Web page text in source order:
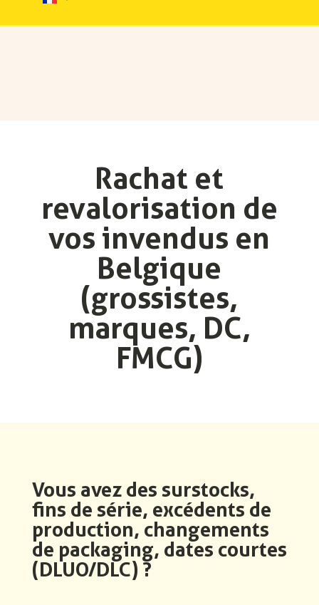
Rachat et
revalorisation de
vos invendus en
Belgique
(grossistes,
marques, DC,
FMCG)
Vous avez des surstocks,
fins de série, excédents de
production, changements
de packaging, dates courtes
(DLUO/DLC) ?